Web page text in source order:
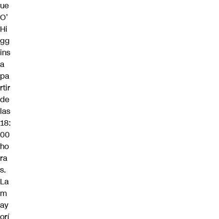
ue
O’
Hi
gg
ins
a
pa
rtir
de
las
18:
00
ho
ra
s.
La
m
ay